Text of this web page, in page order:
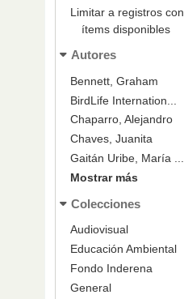
Limitar a registros con
ítems disponibles
Autores
Bennett, Graham
BirdLife Internation...
Chaparro, Alejandro
Chaves, Juanita
Gaitán Uribe, María ...
Mostrar más
Colecciones
Audiovisual
Educación Ambiental
Fondo Inderena
General